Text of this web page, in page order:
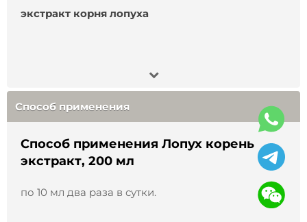
экстракт корня лопуха
Способ применения
Способ применения Лопух корень
экстракт, 200 мл
по 10 мл два раза в сутки.